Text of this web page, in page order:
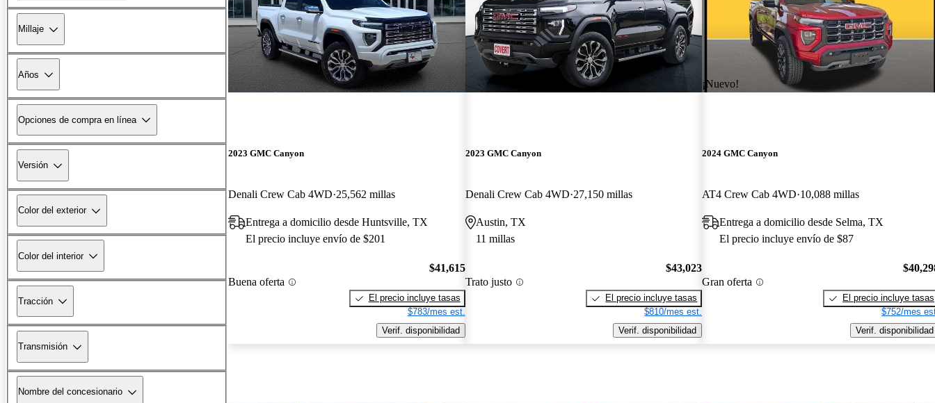
Millaje
Años
Opciones de compra en línea
Versión
Color del exterior
Color del interior
Tracción
Transmisión
Nombre del concesionario
2023 GMC Canyon
Denali Crew Cab 4WD 25,562 millas
Entrega a domicilio desde Huntsville, TX
El precio incluye envío de $201
Buena oferta
$41,615
El precio incluye tasas
$783/mes est.
Verif. disponibilidad
2023 GMC Canyon
Denali Crew Cab 4WD 27,150 millas
Austin, TX
11 millas
Trato justo
$43,023
El precio incluye tasas
$810/mes est.
Verif. disponibilidad
¡Nuevo!
2024 GMC Canyon
AT4 Crew Cab 4WD 10,088 millas
Entrega a domicilio desde Selma, TX
El precio incluye envío de $87
Gran oferta
El precio incluye tasas
$752/mes
Verif. disponibilidad